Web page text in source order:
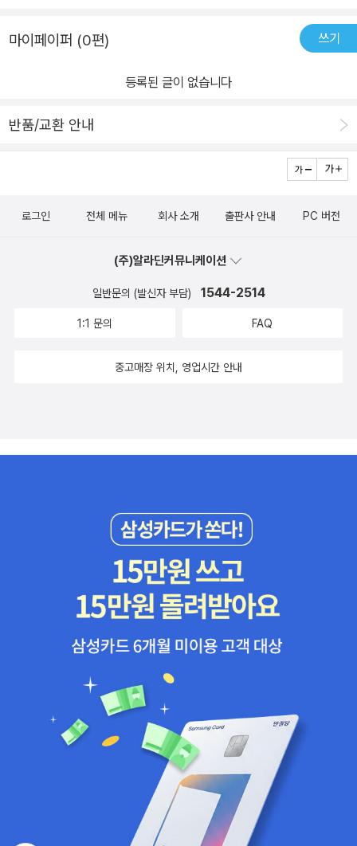
마이페이퍼 (0편) 쓰기
등록된 글이 없습니다
반품/교환 안내
로그인 전체 메뉴 회사 소개 출판사 안내 PC 버전
(주)알라딘커뮤니케이션
일반문의 (발신자 부담) 1544-2514
1:1 문의 FAQ
중고매장 위치, 영업시간 안내